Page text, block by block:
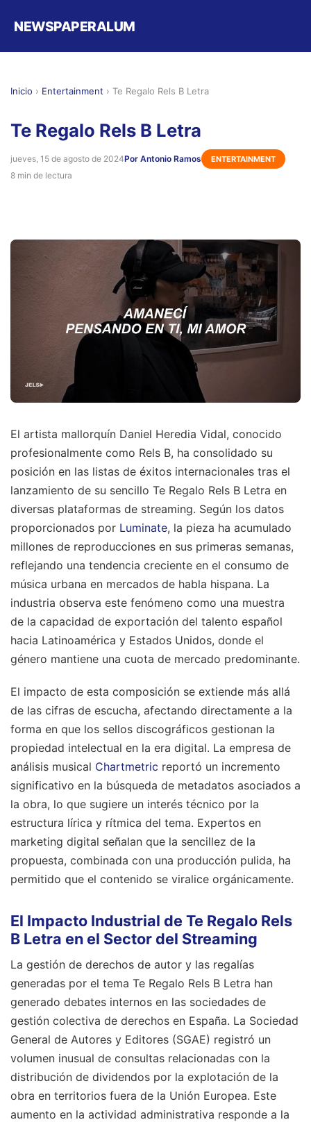
NEWSPAPERALUM
Inicio › Entertainment › Te Regalo Rels B Letra
Te Regalo Rels B Letra
jueves, 15 de agosto de 2024Por Antonio Ramos ENTERTAINMENT
8 min de lectura
El artista mallorquín Daniel Heredia Vidal, conocido
profesionalmente como Rels B, ha consolidado su
posición en las listas de éxitos internacionales tras el
lanzamiento de su sencillo Te Regalo Rels B Letra en
diversas plataformas de streaming. Según los datos
proporcionados por Luminate, la pieza ha acumulado
millones de reproducciones en sus primeras semanas,
reflejando una tendencia creciente en el consumo de
música urbana en mercados de habla hispana. La
industria observa este fenómeno como una muestra
de la capacidad de exportación del talento español
hacia Latinoamérica y Estados Unidos, donde el
género mantiene una cuota de mercado predominante.
El impacto de esta composición se extiende más allá
de las cifras de escucha, afectando directamente a la
forma en que los sellos discográficos gestionan la
propiedad intelectual en la era digital. La empresa de
análisis musical Chartmetric reportó un incremento
significativo en la búsqueda de metadatos asociados a
la obra, lo que sugiere un interés técnico por la
estructura lírica y rítmica del tema. Expertos en
marketing digital señalan que la sencillez de la
propuesta, combinada con una producción pulida, ha
permitido que el contenido se viralice orgánicamente.
El Impacto Industrial de Te Regalo Rels
B Letra en el Sector del Streaming
La gestión de derechos de autor y las regalías
generadas por el tema Te Regalo Rels B Letra han
generado debates internos en las sociedades de
gestión colectiva de derechos en España. La Sociedad
General de Autores y Editores (SGAE) registró un
volumen inusual de consultas relacionadas con la
distribución de dividendos por la explotación de la
obra en territorios fuera de la Unión Europea. Este
aumento en la actividad administrativa responde a la